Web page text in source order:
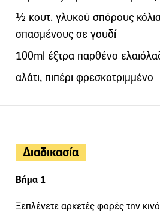
½ κουτ. γλυκού σπόρους
σπασμένους σε γουδί
100ml έξτρα παρθένο
αλάτι, πιπέρι φρεσκοτριμμένο
Διαδικασία
Βήμα 1
Ξεπλένετε αρκετές φορές την